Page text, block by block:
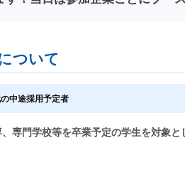
ついて
中途採用予定者
専門学校等を卒業予定の学生を対象と